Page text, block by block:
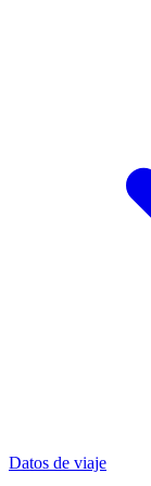
Datos de viaje